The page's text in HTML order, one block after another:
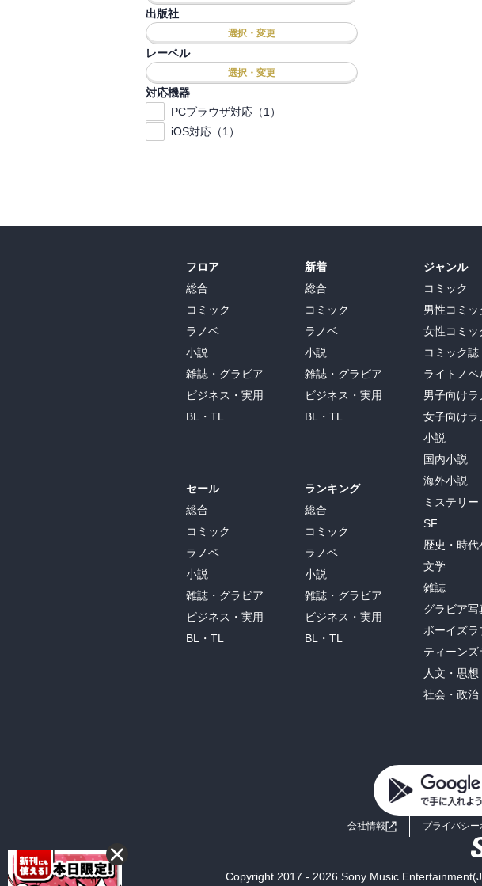
出版社
選択・変更
レーベル
選択・変更
対応機器
PCブラウザ対応（1）
iOS対応（1）
フロア
総合
コミック
ラノベ
小説
雑誌・グラビア
ビジネス・実用
BL・TL
セール
総合
コミック
ラノベ
小説
雑誌・グラビア
ビジネス・実用
BL・TL
新着
総合
コミック
ラノベ
小説
雑誌・グラビア
ビジネス・実用
BL・TL
ランキング
総合
コミック
ラノベ
小説
雑誌・グラビア
ビジネス・実用
BL・TL
ジャンル
コミック
男性コミッ
女性コミッ
コミック誌
ライトノベ
男子向けラ
女子向けラ
小説
国内小説
海外小説
ミステリー
SF
歴史・時代
文学
雑誌
グラビア写
ボーイズラ
ティーンズ
人文・思想
社会・政治
会社情報 プライバシー
Copyright 2017 - 2026 Sony Music